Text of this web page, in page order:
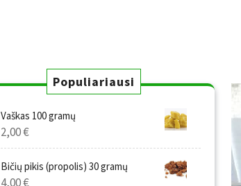
Populiariausi
Vaškas 100 gramų
2,00€
Bičių pikis (propolis) 30 gramų
4,00€